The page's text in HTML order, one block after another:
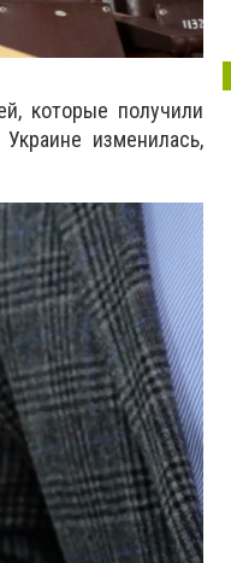
которые получили
изменилась,